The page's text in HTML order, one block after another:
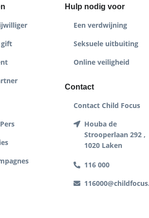
gift
Hulp nodig voor
Een verdwijning
Seksuele uitbuiting
Online veiligheid
Contact
Contact Child Focus
Houba de
Strooperlaan 292 ,
1020 Laken
116 000